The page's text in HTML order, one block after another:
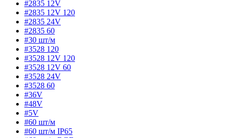
#2835 12V
#2835 12V 120
#2835 24V
#2835 60
#30 шт/м
#3528 120
#3528 12V 120
#3528 12V 60
#3528 24V
#3528 60
#36V
#48V
#5V
#60 шт/м
#60 шт/м IP65